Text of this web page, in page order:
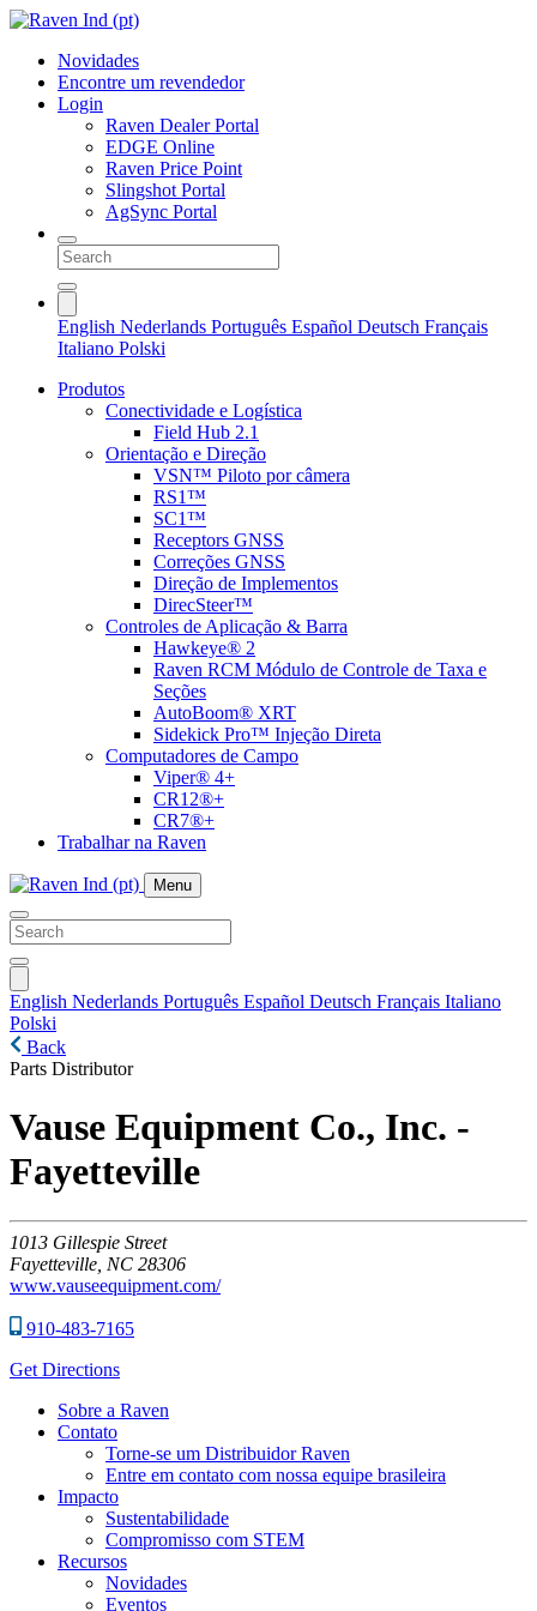
Novidades
Encontre um revendedor
Login
Raven Dealer Portal
EDGE Online
Raven Price Point
Slingshot Portal
AgSync Portal
English Nederlands Português Español Deutsch Français
Italiano Polski
Produtos
Conectividade e Logística
Field Hub 2.1
Orientação e Direção
VSN™ Piloto por câmera
RS1™
SC1™
Receptors GNSS
Correções GNSS
Direção de Implementos
DirecSteer™
Controles de Aplicação & Barra
Hawkeye® 2
Raven RCM Módulo de Controle de Taxa e
Seções
AutoBoom® XRT
Sidekick Pro™ Injeção Direta
Computadores de Campo
Viper® 4+
CR12®+
CR7®+
Trabalhar na Raven
Menu
English Nederlands Português Español Deutsch Français Italiano
Polski
Back
Parts Distributor
Vause Equipment Co., Inc. -
Fayetteville
1013 Gillespie Street
Fayetteville, NC 28306
www.vauseequipment.com/
910-483-7165
Get Directions
Sobre a Raven
Contato
Torne-se um Distribuidor Raven
Entre em contato com nossa equipe brasileira
Impacto
Sustentabilidade
Compromisso com STEM
Recursos
Novidades
Eventos